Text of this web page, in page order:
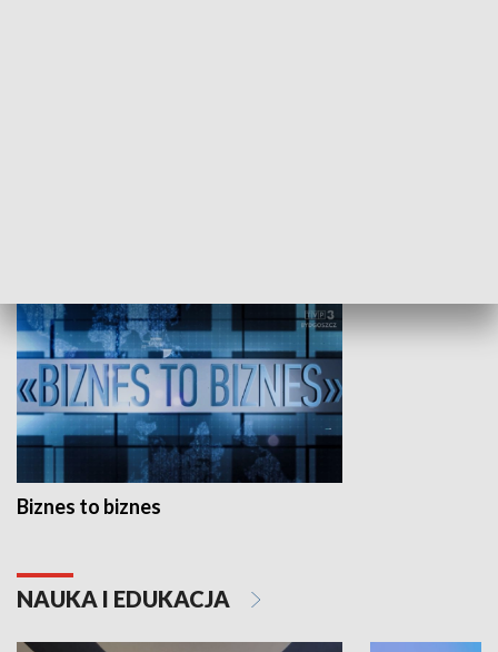
Biznes to biznes
NAUKA I EDUKACJA